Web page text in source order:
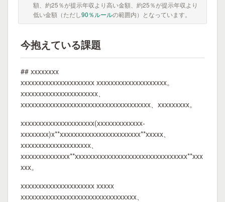
額、約25％が提示年収より高い金額、約25％が提示年収より
低い金額（ただし90％ルールの範囲内）となっています。
今抱えている課題
## xxxxxxxx
xxxxxxxxxxxxxxxxxxxxx xxxxxxxxxxxxxxxxxxxx。
xxxxxxxxxxxxxxxxxxxxxx、
xxxxxxxxxxxxxxxxxxxxxxxxxxxxxxxxxxxxx、xxxxxxxxx。
xxxxxxxxxxxxxxxxxxxxx(xxxxxxxxxxxxx-
xxxxxxxx)x**xxxxxxxxxxxxxxxxxxxxxxx**xxxxx、
xxxxxxxxxxxxxxxxxxxx、
xxxxxxxxxxxxxx**xxxxxxxxxxxxxxxxxxxxxxxxxxxxxxxx**xxx
xxx。
xxxxxxxxxxxxxxxxxxxxx xxxxx
xxxxxxxxxxxxxxxxxxxxxxxxxxxxxxxxx、